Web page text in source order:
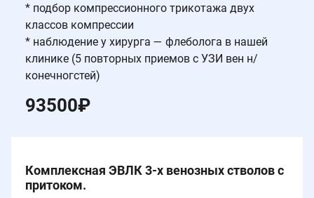
* подбор компрессионного трикотажа двух
классов компрессии
* наблюдение у хирурга — флеболога в нашей
клинике (5 повторных приемов с УЗИ вен н/
конечногстей)
93500₽
Комплексная ЭВЛК 3-х венозных стволов c
притоком.